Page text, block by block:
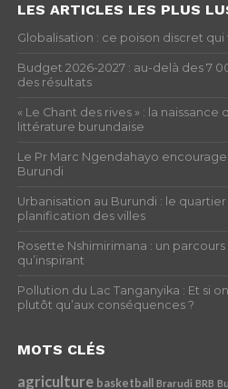
LES ARTICLES LES PLUS
Globalisation : ce poison discret
Budget 2026-2027 : au-delà des 7
des résultats
« Le Chant des rives » : la naissance
littérature burundaise
Le Pr Marc Ngendahayo
Burundi
Urbanisation au Burundi : le
planification des villes
Rosette Nshimirimana : un
qu’inspirant
Pollution du Lac Tanganyika : Et si
plutôt qu’aux conséquences ?
MOTS CLÉS
agriculture basketball Brarudi BRB